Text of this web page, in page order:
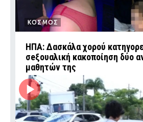
ΚΟΣΜΟΣ
ΗΠΑ: Δασκάλα χορού
σeξουαλική κακοποίηση δύο
μαθητών της